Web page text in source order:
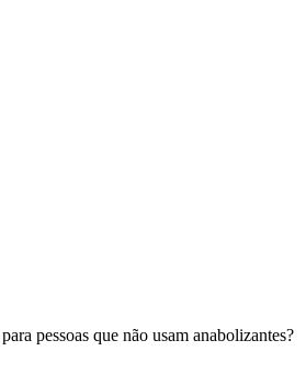
pessoas que não usam anabolizantes?